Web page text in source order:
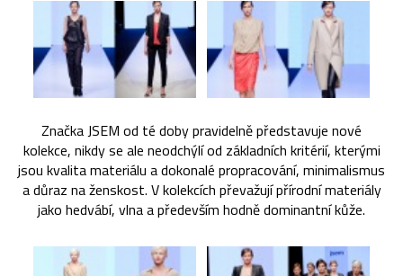
Značka JSEM od té doby pravidelně představuje nové
kolekce, nikdy se ale neodchýlí od základních kritérií, kterými
jsou kvalita materiálu a dokonalé propracování, minimalismus
a důraz na ženskost. V kolekcích převažují přírodní materiály
jako hedvábí, vlna a především hodně dominantní kůže.